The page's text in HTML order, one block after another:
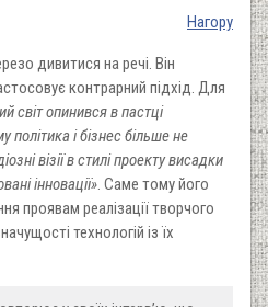
Нагору
дивитися на речі. Він
контрарний підхід. Для
світ опинився в пастці
і бізнес більше не
візії в стилі проекту висадки
інновації». Саме тому його
проявам реалізації творчого
технологій із їх